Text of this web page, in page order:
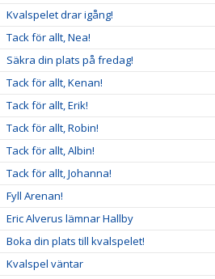
Kvalspelet drar igång!
Tack för allt, Nea!
Säkra din plats på fredag!
Tack för allt, Kenan!
Tack för allt, Erik!
Tack för allt, Robin!
Tack för allt, Albin!
Tack för allt, Johanna!
Fyll Arenan!
Eric Alverus lämnar Hallby
Boka din plats till kvalspelet!
Kvalspel väntar